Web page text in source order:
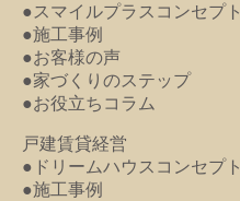
●スマイルプラスコンセプト
●施工事例
●お客様の声
●家づくりのステップ
●お役立ちコラム
戸建賃貸経営
●ドリームハウスコンセプト
●施工事例